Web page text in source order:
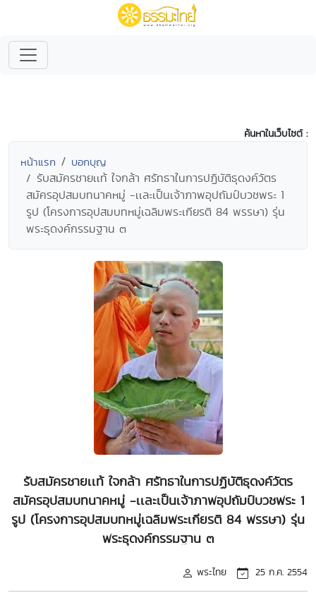
ค้นหาในเว็บไซต์ :
หน้าแรก บอกบุญ
รับสมัครชายเเท้ ใจกล้า ศรัทธาในการปฏิบัติธุดงค์วัตร
สมัครอุปสมบทนาคหมู่ -เเละเป็นเจ้าภาพอุปถัมป์บวชพระ 1
รูป (โครงการอุปสมบทหมู่เฉลิมพระเกียรติ 84 พรรษา) รุ่น
พระธุดงค์กรรมฐาน ๓
รับสมัครชายเเท้ ใจกล้า ศรัทธาในการปฏิบัติธุดงค์วัตร
สมัครอุปสมบทนาคหมู่ -เเละเป็นเจ้าภาพอุปถัมป์บวชพระ 1
รูป (โครงการอุปสมบทหมู่เฉลิมพระเกียรติ 84 พรรษา) รุ่น
พระธุดงค์กรรมฐาน ๓
พระไทย 25 ก.ค. 2554